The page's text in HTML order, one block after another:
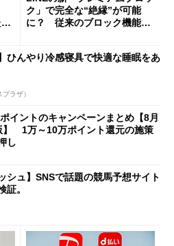
ク」で完全な“絶縁”が可能
に？ 従来のブロック機能と
ひんやり冷感寝具で快適な睡眠をあ
ラザ）
イントのキャンペーンまとめ【8月
】 1万～10万ポイント還元の施策
し
シュ】SNSで話題の競馬予想サイト
証。